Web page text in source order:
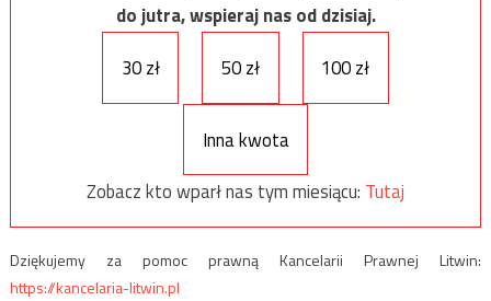
do jutra, wspieraj nas od dzisiaj.
30 zł
50 zł 100 zł
Inna kwota
Zobacz kto wparł nas tym miesiącu: Tutaj
Dziękujemy za pomoc prawną Kancelarii Prawnej Litwin:
https://kancelaria-litwin.pl